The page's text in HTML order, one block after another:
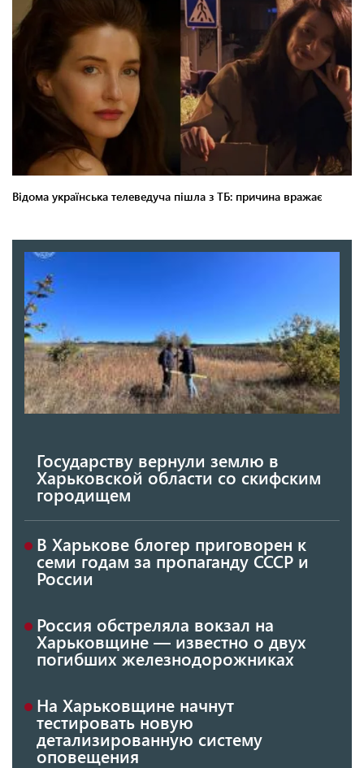
Государству вернули землю в
Харьковской области со скифским
городищем
В Харькове блогер приговорен к
семи годам за пропаганду СССР и
России
Россия обстреляла вокзал на
Харьковщине — известно о двух
погибших железнодорожниках
На Харьковщине начнут
тестировать новую
детализированную систему
оповещения